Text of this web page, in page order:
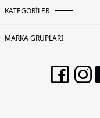
KATEGORİLER
MARKA GRUPLARI